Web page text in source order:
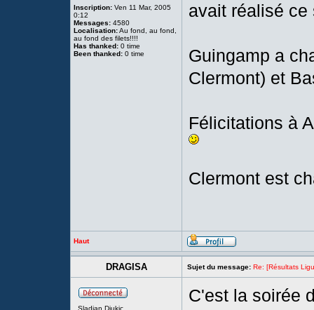
Inscription: Ven 11 Mar, 2005
0:12
Messages: 4580
Localisation:Au fond, au fond,
au fond des filets!!!!
Has thanked: 0 time
Been thanked: 0 time
avait réalisé
Guingamp a
Clermont) et
Félicitations à
Clermont est
Haut
DRAGISA Sujet du message: Re: [Résultats
Sladjan Djukic
C'est la soirée